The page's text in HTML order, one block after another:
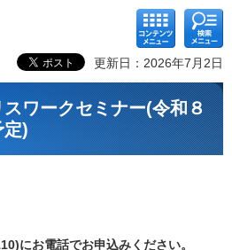
コンテ
ンツメ
ニュー
検索メ
ニュー
更新日：2026年7月2日
ワークセミナー(令和８
定)
にお電話でお申込みください。